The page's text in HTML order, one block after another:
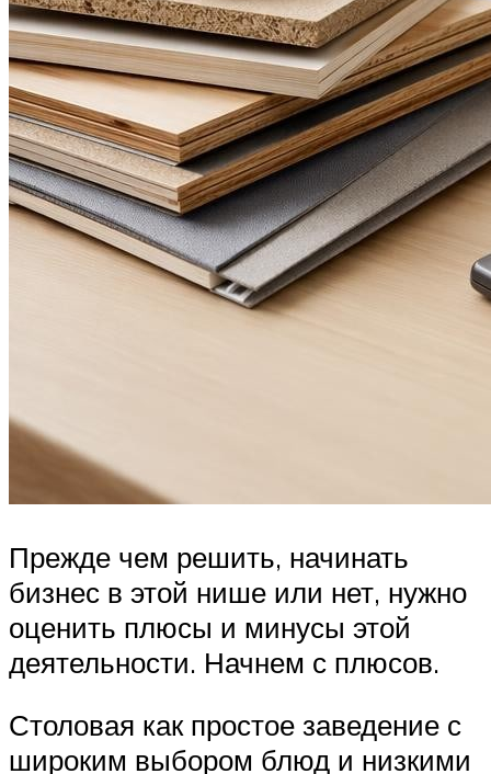
Прежде чем решить, начинать
бизнес в этой нише или нет, нужно
оценить плюсы и минусы этой
деятельности. Начнем с плюсов.
Столовая как простое заведение с
широким выбором блюд и низкими